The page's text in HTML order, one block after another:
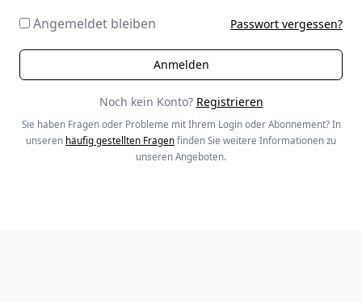
Angemeldet bleiben Passwort vergessen?
Noch kein Konto? Registrieren
Sie haben Fragen oder Probleme mit Ihrem Login oder Abonnement? In
unseren häufig gestellten Fragen finden Sie weitere Informationen zu
unseren Angeboten.